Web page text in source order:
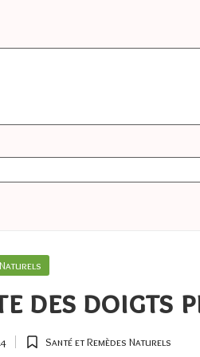
des doigts
Posted
Santé et Remèdes Naturels